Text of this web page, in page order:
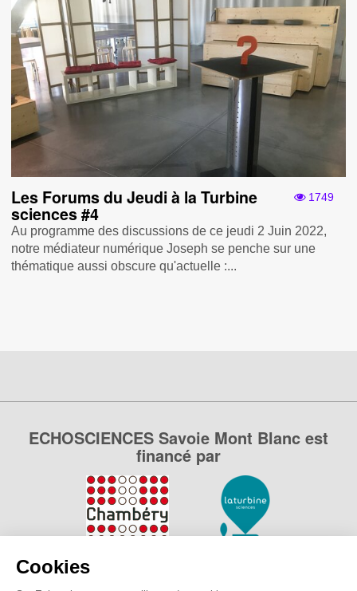
Cookies
1749
Les Forums du Jeudi à la Turbine
sciences #4
Au programme des discussions de ce jeudi 2 Juin 2022,
notre médiateur numérique Joseph se penche sur une
thématique aussi obscure qu'actuelle :...
ECHOSCIENCES Savoie Mont Blanc est
financé par